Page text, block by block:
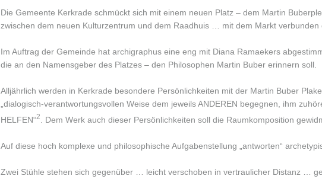
Die Gemeente Kerkrade schmückt sich mit einem neuen Platz – dem Martin
zwischen dem neuen Kulturzentrum und dem Raadhuis … mit dem Markt verbunden
Im Auftrag der Gemeinde hat archigraphus eine eng mit Diana Ramaekers
die an den Namensgeber des Platzes – den Philosophen Martin Buber erinnern soll.
Alljährlich werden in Kerkrade besondere Persönlichkeiten mit der Martin Buber
„dialogisch-verantwortungsvollen Weise dem jeweils ANDEREN begegnen, ihm
HELFEN“2 . Dem Werk auch dieser Persönlichkeiten soll die Raumkomposition
Auf diese hoch komplexe und philosophische Aufgabenstellung „antworten“
Zwei Stühle stehen sich gegenüber … leicht verschoben in vertraulicher Distanz …